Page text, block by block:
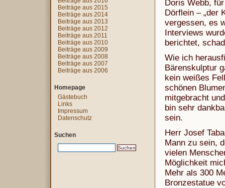
Doris Webb,
Dörflein – „der
vergessen, es
Interviews
berichtet,
Wie ich
Bärenskulptur
kein weißes
schönen
mitgebracht
bin sehr
sein.
Herr Josef
Mann zu sein,
vielen
Möglichkeit
Mehr als 300
Bronzestatue
Beiträge aus 2015
Beiträge aus 2014
Beiträge aus 2013
Beiträge aus 2012
Beiträge aus 2011
Beiträge aus 2010
Beiträge aus 2009
Beiträge aus 2008
Beiträge aus 2007
Beiträge aus 2006
Homepage
Gästebuch
Links
Impressum
Datenschutz
Suchen